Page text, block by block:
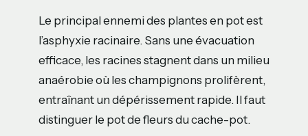
Le principal ennemi des plantes en pot est
l’asphyxie racinaire. Sans une évacuation
efficace, les racines stagnent dans un milieu
anaérobie où les champignons prolifèrent,
entraînant un dépérissement rapide. Il faut
distinguer le pot de fleurs du cache-pot.